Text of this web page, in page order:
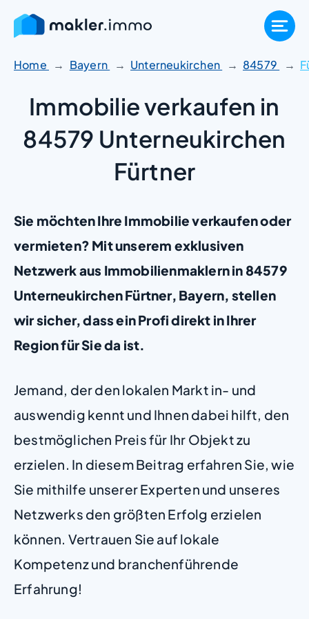
Zum
Inhalt
springen
Home Bayern Unterneukirchen 84579
Immobilie verkaufen in
84579 Unterneukirchen
Fürtner
Sie möchten Ihre Immobilie verkaufen oder
vermieten? Mit unserem exklusiven
Netzwerk aus Immobilienmaklern in 84579
Unterneukirchen Fürtner, Bayern, stellen
wir sicher, dass ein Profi direkt in Ihrer
Region für Sie da ist.
Jemand, der den lokalen Markt in- und
auswendig kennt und Ihnen dabei hilft, den
bestmöglichen Preis für Ihr Objekt zu
erzielen. In diesem Beitrag erfahren Sie, wie
Sie mithilfe unserer Experten und unseres
Netzwerks den größten Erfolg erzielen
können. Vertrauen Sie auf lokale
Kompetenz und branchenführende
Erfahrung!